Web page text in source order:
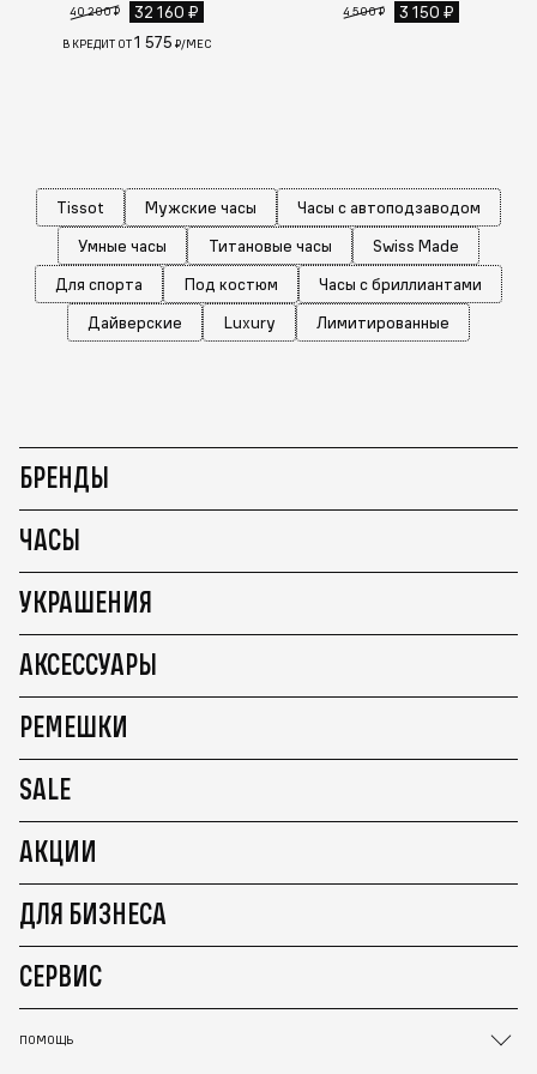
40 200 ₽ 32 160 ₽
В КРЕДИТ ОТ1 575 ₽/МЕС
4 500 ₽ 3 150 ₽
Tissot Мужские часы
Часы с автоподзаводом
Умные часы
Титановые часы
Swiss Made
Для спорта
Под костюм
Часы с бриллиантами
Дайверские
Luxury Лимитированные
БРЕНДЫ
ЧАСЫ
УКРАШЕНИЯ
АКСЕССУАРЫ
РЕМЕШКИ
SALE
АКЦИИ
ДЛЯ БИЗНЕСА
СЕРВИС
ПОМОЩЬ